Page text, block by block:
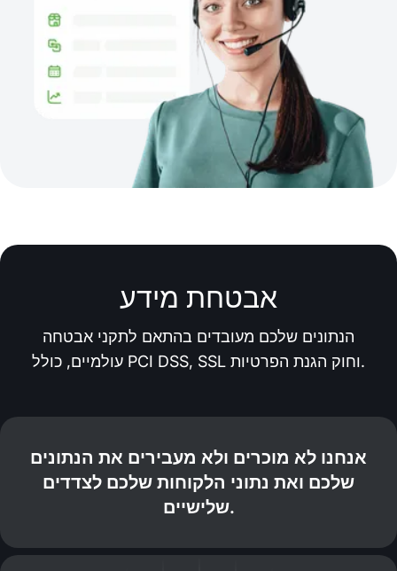
אבטחת מידע
הנתונים שלכם מעובדים בהתאם לתקני אבטחה
עולמיים, כולל PCI DSS, SSL וחוק הגנת הפרטיות.
אנחנו לא מוכרים ולא מעבירים את הנתונים
שלכם ואת נתוני הלקוחות שלכם לצדדים
שלישיים.